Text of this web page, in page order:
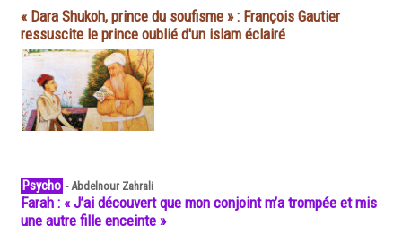
« Dara Shukoh, prince du soufisme » : François Gautier
ressuscite le prince oublié d'un islam éclairé
Psycho -Abdelnour Zahrali
Farah : « J’ai découvert que mon conjoint m’a trompée et mis
une autre fille enceinte »